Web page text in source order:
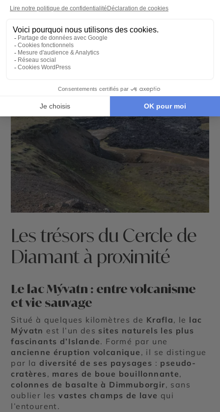
Les trésors du Cercle de
Diamant à proximité
Le lac Mývatn : entre volcanisme
et vie sauvage
Situé à quelques kilomètres de Krafla, le lac
Mývatn est l’un des sites naturels les plus
fascinants d’Islande. Formé par une
ancienne éruption volcanique , il se distingue
par la diversité de ses paysages : pseudo-
cratères, mares de boue bouillonnante,
colonnes de basalte à Dimmuborgir, sans
oublier lesvastes champs de lave qui
l’entourent.